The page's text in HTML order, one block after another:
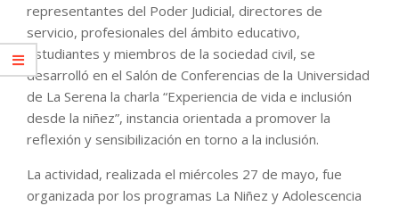
representantes del Poder Judicial, directores de
servicio, profesionales del ámbito educativo,
estudiantes y miembros de la sociedad civil, se
desarrolló en el Salón de Conferencias de la Universidad
de La Serena la charla “Experiencia de vida e inclusión
desde la niñez”, instancia orientada a promover la
reflexión y sensibilización en torno a la inclusión.
La actividad, realizada el miércoles 27 de mayo, fue
organizada por los programas La Niñez y Adolescencia